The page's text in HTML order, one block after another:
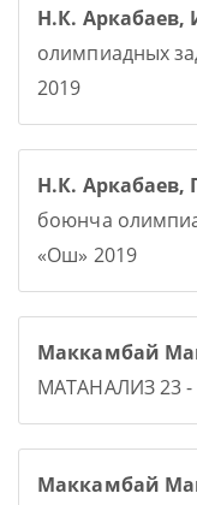
Н.К.
олимпиадных
2019
Н.К. Аркабаев,
боюнча
«Ош» 2019
Маккамбай
МАТАНАЛИЗ 23 -
Маккамбай